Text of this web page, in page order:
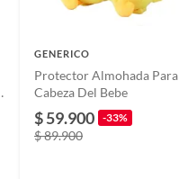
GENERICO
Protector Almohada Para
Cabeza Del Bebe
$ 59.900 -33%
$ 89.900